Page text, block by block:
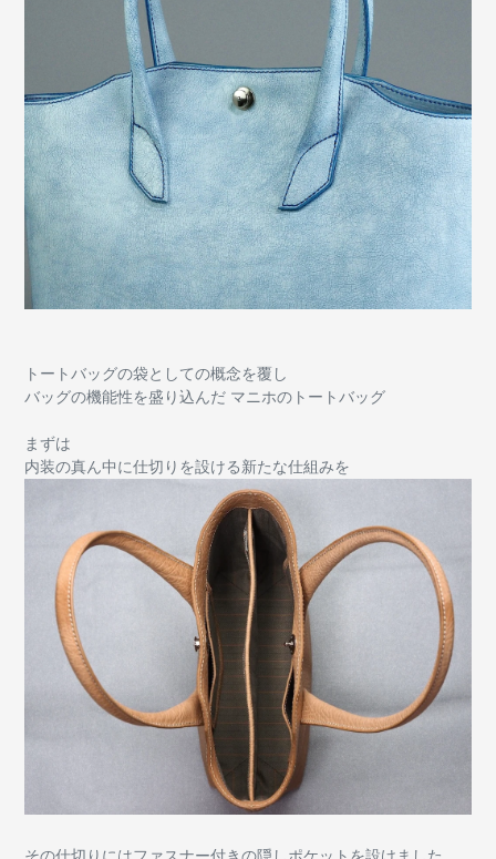
トートバッグの袋としての概念を覆し
バッグの機能性を盛り込んだ マニホのトートバッグ
まずは
内装の真ん中に仕切りを設ける新たな仕組みを